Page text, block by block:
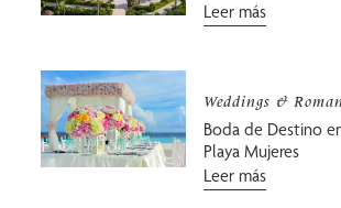
Leer más
Weddings &
Boda de Destino
Playa Mujeres
Leer más